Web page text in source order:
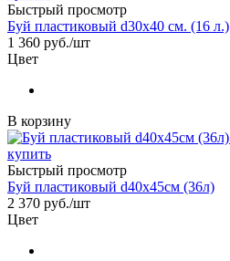
Быстрый просмотр
Буй пластиковый d30х40 см. (16 л.)
1 360 руб./шт
Цвет
В корзину
Быстрый просмотр
Буй пластиковый d40х45см (36л)
2 370 руб./шт
Цвет